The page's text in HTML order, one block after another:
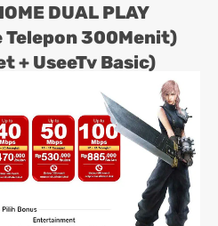
DUAL PLAY
300Menit)
+ UseeTv Basic)